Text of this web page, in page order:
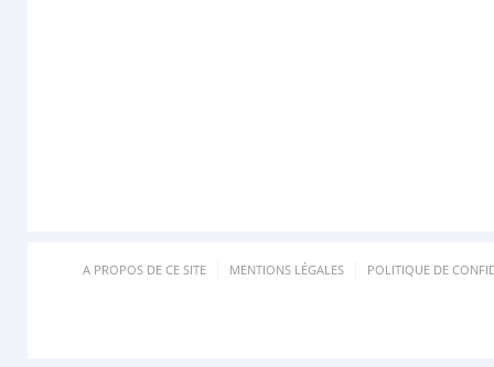
A PROPOS DE CE SITE MENTIONS LÉGALES POLITIQUE DE